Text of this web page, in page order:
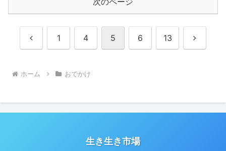
前 1 4 5 6 13 次
ホーム おでかけ
生き生き市場